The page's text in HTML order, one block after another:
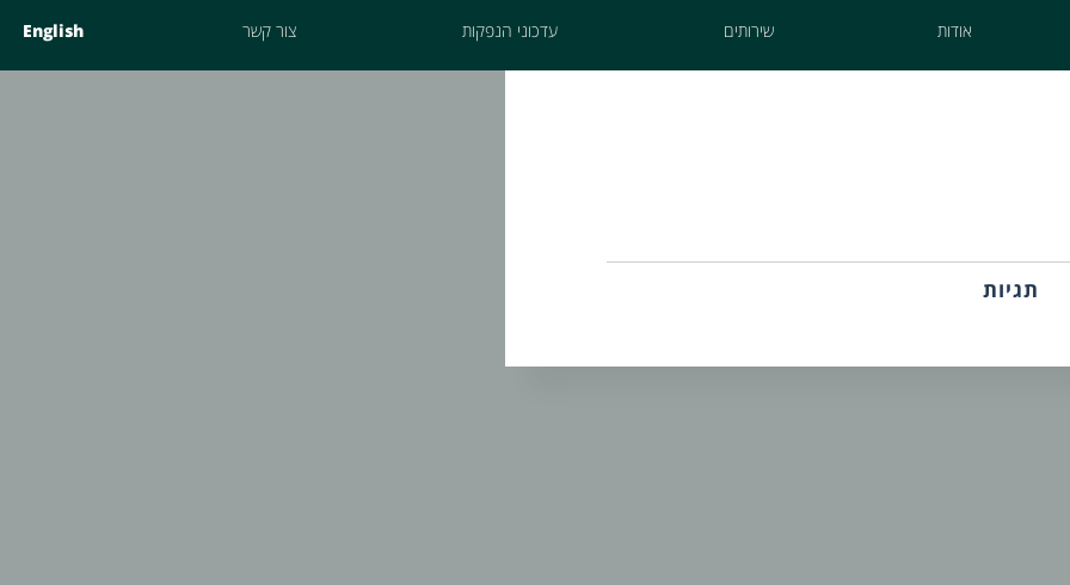
אודות שירותים עדכוני הנפקות צור קשר English
תגיות